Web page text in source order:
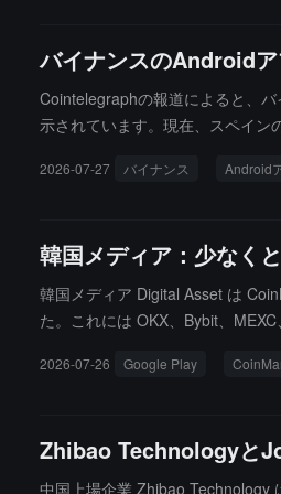
バイナンスのAndroid
Cointelegraphの報道によると、
示されています。現在、スペイン
移行期間の終了前後に一部のEU
2026-07-27 バイナンス Android
韓国メディア：少なく
韓国メディア Digital Asset は
た。これには OKX、Bybit、
2026-07-26 Google Play
Zhibao Technologyと
中国上場企業 Zhibao Technology